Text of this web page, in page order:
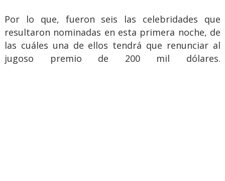
Por lo que, fueron seis las celebridades que
resultaron nominadas en esta primera noche, de
las cuáles una de ellos tendrá que renunciar al
jugoso premio de 200 mil dólares.